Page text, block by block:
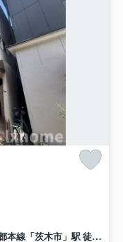
線「茨木市」駅 徒歩15分